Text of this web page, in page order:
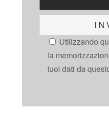
Utilizzando
la
tuoi dati da